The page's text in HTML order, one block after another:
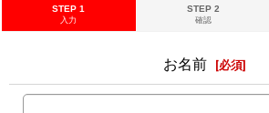
STEP 1
入力
STEP 2
確認
お名前 [必須]